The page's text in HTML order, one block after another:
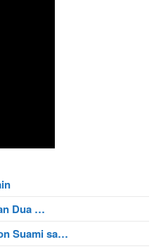
Dua …
Suami sa…